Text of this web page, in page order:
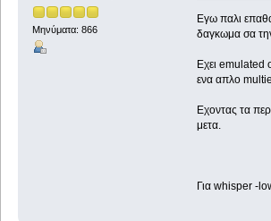
Μηνύματα: 866
Εγω παλι
δαγκωμα σα
Εχει emulated
ενα απλο
Εχοντας τα
μετα.
Για whisper -